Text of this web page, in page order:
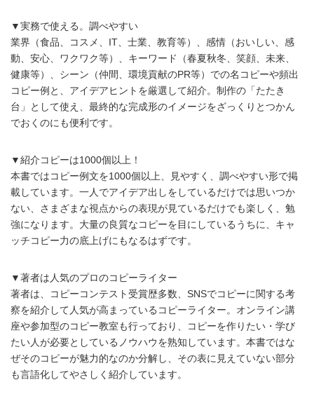
▼実務で使える。調べやすい
業界（食品、コスメ、IT、士業、教育等）、感情（おいしい、感
動、安心、ワクワク等）、キーワード（春夏秋冬、笑顔、未来、
健康等）、シーン（仲間、環境貢献のPR等）での名コピーや頻出
コピー例と、アイデアヒントを厳選して紹介。制作の「たたき
台」として使え、最終的な完成形のイメージをざっくりとつかん
でおくのにも便利です。
▼紹介コピーは1000個以上！
本書ではコピー例文を1000個以上、見やすく、調べやすい形で掲
載しています。一人でアイデア出しをしているだけでは思いつか
ない、さまざまな視点からの表現が見ているだけでも楽しく、勉
強になります。大量の良質なコピーを目にしているうちに、キャ
ッチコピー力の底上げにもなるはずです。
▼著者は人気のプロのコピーライター
著者は、コピーコンテスト受賞歴多数、SNSでコピーに関する考
察を紹介して人気が高まっているコピーライター。オンライン講
座や参加型のコピー教室も行っており、コピーを作りたい・学び
たい人が必要としているノウハウを熟知しています。本書ではな
ぜそのコピーが魅力的なのか分解し、その表に見えていない部分
も言語化してやさしく紹介しています。